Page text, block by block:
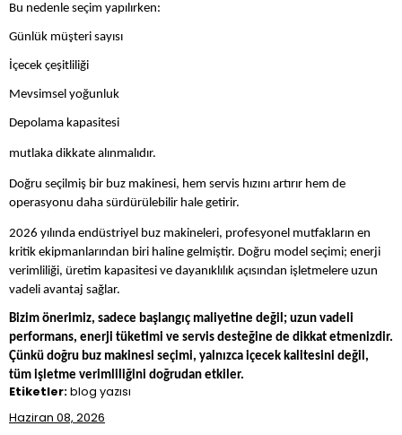
Bu nedenle seçim yapılırken:
Günlük müşteri sayısı
İçecek çeşitliliği
Mevsimsel yoğunluk
Depolama kapasitesi
mutlaka dikkate alınmalıdır.
Doğru seçilmiş bir buz makinesi, hem servis hızını artırır hem de
operasyonu daha sürdürülebilir hale getirir.
2026 yılında endüstriyel buz makineleri, profesyonel mutfakların en
kritik ekipmanlarından biri haline gelmiştir. Doğru model seçimi; enerji
verimliliği, üretim kapasitesi ve dayanıklılık açısından işletmelere uzun
vadeli avantaj sağlar.
Bizim önerimiz, sadece başlangıç maliyetine değil; uzun vadeli
performans, enerji tüketimi ve servis desteğine de dikkat etmenizdir.
Çünkü doğru buz makinesi seçimi, yalnızca içecek kalitesini değil,
tüm işletme verimliliğini doğrudan etkiler.
Etiketler:blog yazısı
Haziran 08, 2026